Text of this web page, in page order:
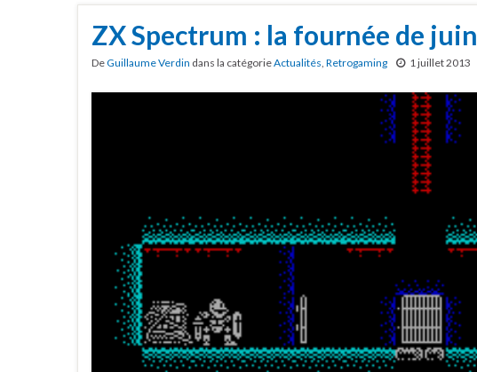
ZX Spectrum : la fournée de juin
DeGuillaume Verdin dans la catégorieActualités Retrogaming 1 juillet 2013